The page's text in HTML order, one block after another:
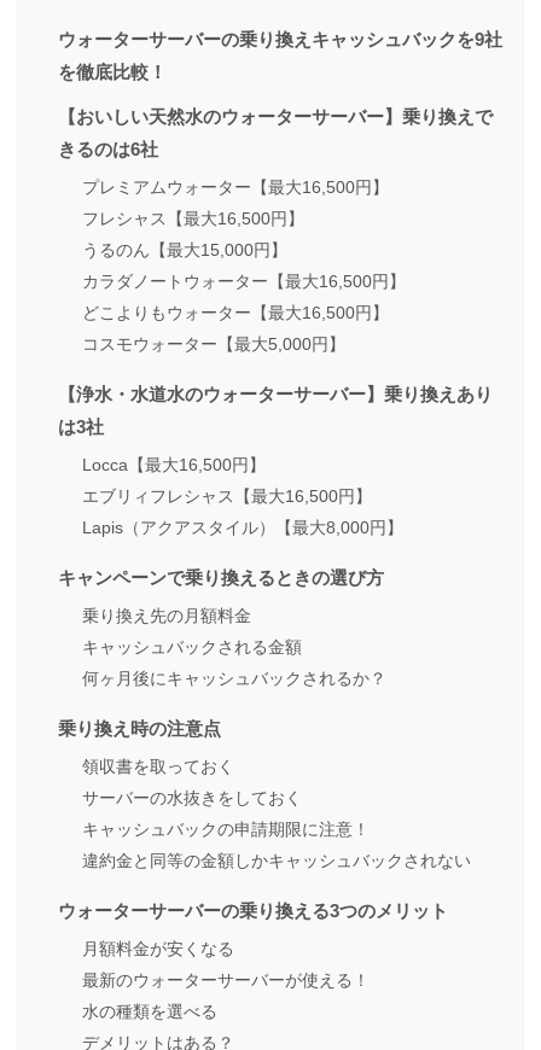
ウォーターサーバーの乗り換えキャッシュバックを9社
を徹底比較！
【おいしい天然水のウォーターサーバー】乗り換えで
きるのは6社
プレミアムウォーター【最大16,500円】
フレシャス【最大16,500円】
うるのん【最大15,000円】
カラダノートウォーター【最大16,500円】
どこよりもウォーター【最大16,500円】
コスモウォーター【最大5,000円】
【浄水・水道水のウォーターサーバー】乗り換えあり
は3社
Locca【最大16,500円】
エブリィフレシャス【最大16,500円】
Lapis（アクアスタイル）【最大8,000円】
キャンペーンで乗り換えるときの選び方
乗り換え先の月額料金
キャッシュバックされる金額
何ヶ月後にキャッシュバックされるか？
乗り換え時の注意点
領収書を取っておく
サーバーの水抜きをしておく
キャッシュバックの申請期限に注意！
違約金と同等の金額しかキャッシュバックされない
ウォーターサーバーの乗り換える3つのメリット
月額料金が安くなる
最新のウォーターサーバーが使える！
水の種類を選べる
デメリットはある？